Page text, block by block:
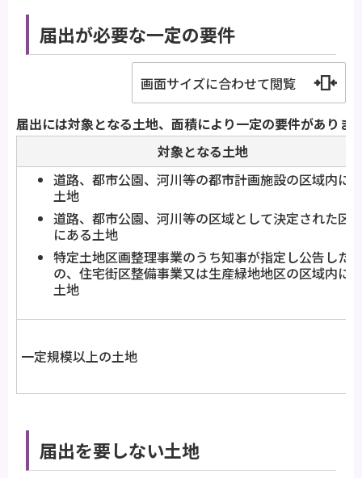
届出が必要な一定の要件
画面サイズに合わせて閲覧
届出には対象となる土地、面積により一定の要件がありま
対象となる土地
道路、都市公園、河川等の都市計画施設の区域内に
土地
道路、都市公園、河川等の区域として決定された区
にある土地
特定土地区画整理事業のうち知事が指定し公告した
の、住宅街区整備事業又は生産緑地地区の区域内に
土地
一定規模以上の土地
届出を要しない土地